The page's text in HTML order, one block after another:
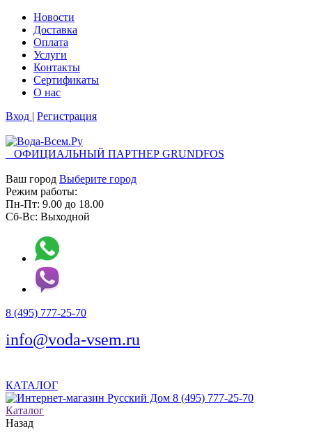
Новости
Доставка
Оплата
Услуги
Контакты
Cертификаты
О нас
Вход | Регистрация
ОФИЦИАЛЬНЫЙ ПАРТНЕР GRUNDFOS
Ваш город Выберите город
Режим работы:
Пн-Пт: 9.00 до 18.00
Сб-Вс: Выходной
8 (495) 777-25-70
info@voda-vsem.ru
КАТАЛОГ
8 (495) 777-25-70
Каталог
Назад